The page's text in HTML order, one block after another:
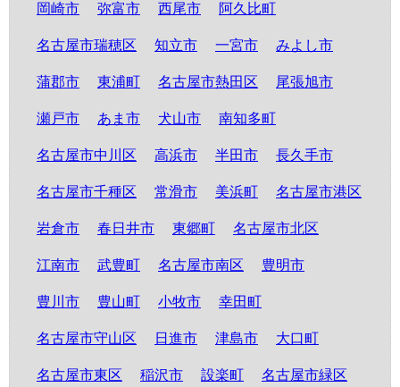
岡崎市 弥富市 西尾市 阿久比町
名古屋市瑞穂区 知立市 一宮市 みよし市
蒲郡市 東浦町 名古屋市熱田区 尾張旭市
瀬戸市 あま市 犬山市 南知多町
名古屋市中川区 高浜市 半田市 長久手市
名古屋市千種区 常滑市 美浜町 名古屋市港区
岩倉市 春日井市 東郷町 名古屋市北区
江南市 武豊町 名古屋市南区 豊明市
豊川市 豊山町 小牧市 幸田町
名古屋市守山区 日進市 津島市 大口町
名古屋市東区 稲沢市 設楽町 名古屋市緑区